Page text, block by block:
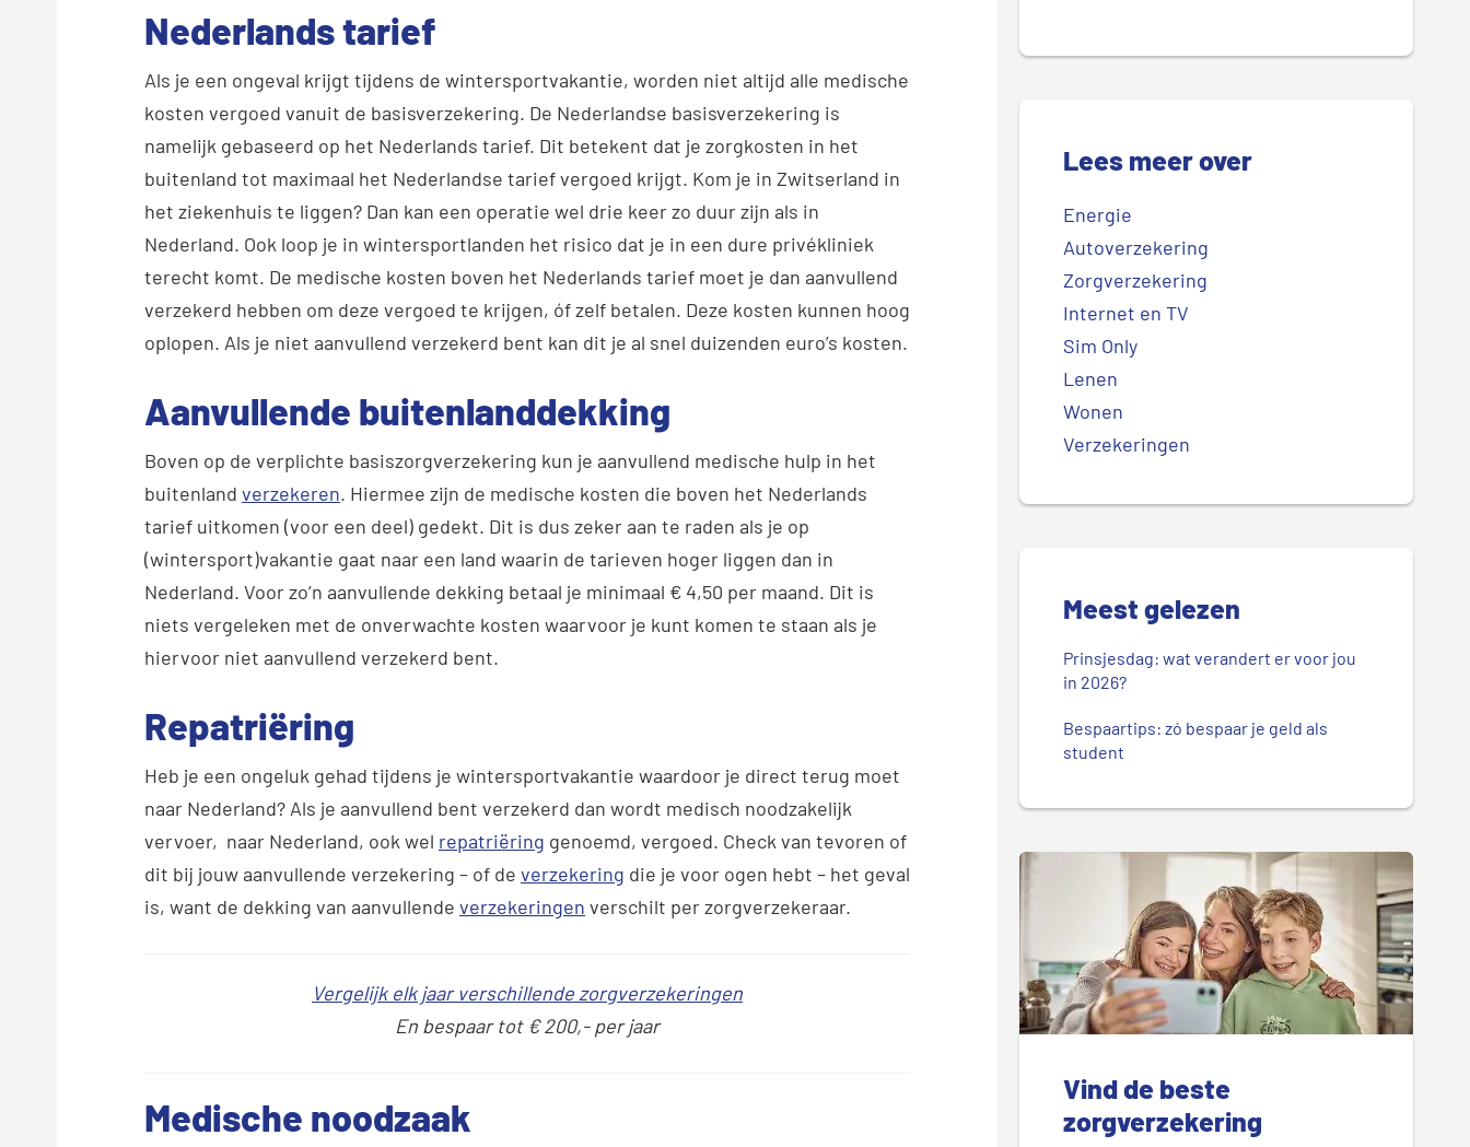
Nederlands tarief
Als je een ongeval krijgt tijdens de wintersportvakantie, worden niet altijd alle medische
kosten vergoed vanuit de basisverzekering. De Nederlandse basisverzekering is
namelijk gebaseerd op het Nederlands tarief. Dit betekent dat je zorgkosten in het
buitenland tot maximaal het Nederlandse tarief vergoed krijgt. Kom je in Zwitserland in
het ziekenhuis te liggen? Dan kan een operatie wel drie keer zo duur zijn als in
Nederland. Ook loop je in wintersportlanden het risico dat je in een dure privékliniek
terecht komt. De medische kosten boven het Nederlands tarief moet je dan aanvullend
verzekerd hebben om deze vergoed te krijgen, óf zelf betalen. Deze kosten kunnen hoog
oplopen. Als je niet aanvullend verzekerd bent kan dit je al snel duizenden euro’s kosten.
Aanvullende buitenlanddekking
Boven op de verplichte basiszorgverzekering kun je aanvullend medische hulp in het
buitenland verzekeren. Hiermee zijn de medische kosten die boven het Nederlands
tarief uitkomen (voor een deel) gedekt. Dit is dus zeker aan te raden als je op
(wintersport)vakantie gaat naar een land waarin de tarieven hoger liggen dan in
Nederland. Voor zo’n aanvullende dekking betaal je minimaal € 4,50 per maand. Dit is
niets vergeleken met de onverwachte kosten waarvoor je kunt komen te staan als je
hiervoor niet aanvullend verzekerd bent.
Repatriëring
Heb je een ongeluk gehad tijdens je wintersportvakantie waardoor je direct terug moet
naar Nederland? Als je aanvullend bent verzekerd dan wordt medisch noodzakelijk
vervoer, naar Nederland, ook wel repatriëring genoemd, vergoed. Check van tevoren of
dit bij jouw aanvullende verzekering – of de verzekering die je voor ogen hebt – het geval
is, want de dekking van aanvullende verzekeringen verschilt per zorgverzekeraar.
Vergelijk elk jaar verschillende zorgverzekeringen
En bespaar tot € 200,- per jaar
Medische noodzaak
Lees meer over
Energie
Autoverzekering
Zorgverzekering
Internet en TV
Sim Only
Lenen
Wonen
Verzekeringen
Meest gelezen
Prinsjesdag: wat verandert er voor jou
in 2026?
Bespaartips: zó bespaar je geld als
student
Vind de beste
zorgverzekering